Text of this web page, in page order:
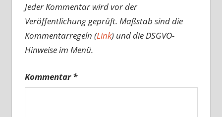
Jeder Kommentar wird vor der
Veröffentlichung geprüft. Maßstab sind die
Kommentarregeln (Link) und die DSGVO-
Hinweise im Menü.
Kommentar*